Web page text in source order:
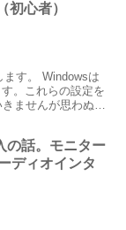
心者）
ます。 Windowsは
。これらの設定を
ませんが思わぬと
の話。モニター
ディオインタ